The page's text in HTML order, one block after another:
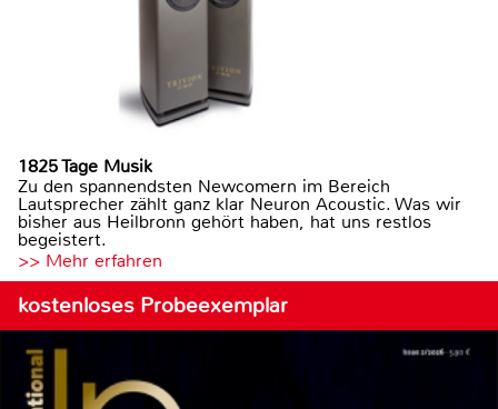
1825 Tage Musik
Zu den spannendsten Newcomern im Bereich
Lautsprecher zählt ganz klar Neuron Acoustic. Was wir
bisher aus Heilbronn gehört haben, hat uns restlos
begeistert.
>> Mehr erfahren
kostenloses Probeexemplar